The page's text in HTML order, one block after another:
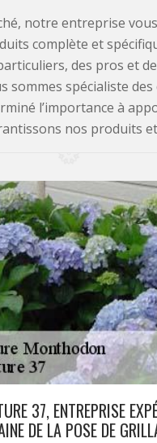
notre entreprise
complète et
des pros et
sommes spécialiste
l’importance à
nos produits
37, ENTREPRISE
DE LA POSE DE